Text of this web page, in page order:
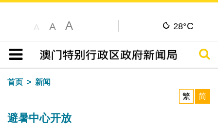
A A A 28°C
目录
搜寻
首页
新闻
繁
简
避暑中心开放